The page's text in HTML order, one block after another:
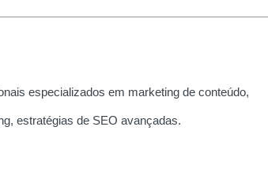
especializados em marketing de conteúdo,
estratégias de SEO avançadas.